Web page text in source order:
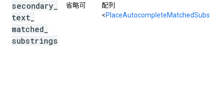
secondary
text
matched
substrings
省略可
配列
<